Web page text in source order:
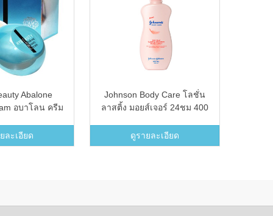
Abalone
อบาโลน ครีม
ละเอียด
Johnson Body Care โลชั่น
ลาสติ้ง มอยส์เจอร์ 24ชม 400
ดูรายละเอียด